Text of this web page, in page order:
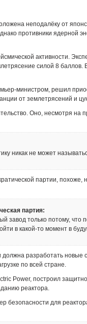
неподалёку от
противники ядерной
активности.
силой 8 баллов.
министром, решил
от землетрясений и
Оно, несмотря на
никак не может
партии, похоже,
партия:
завод только потому, что
в какой-то момент в
разработать новые
по всей стране.
Power, построил
реактора.
безопасности для